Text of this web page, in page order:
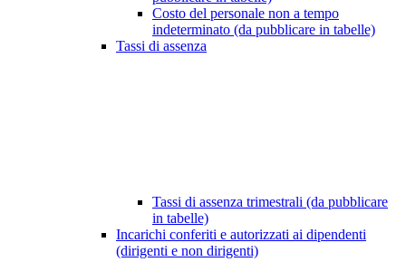
Costo del personale non a tempo
indeterminato (da pubblicare in tabelle)
Tassi di assenza
Tassi di assenza trimestrali (da pubblicare
in tabelle)
Incarichi conferiti e autorizzati ai dipendenti
(dirigenti e non dirigenti)